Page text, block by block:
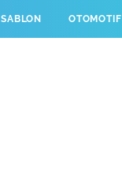
SABLON OTOMOTIF